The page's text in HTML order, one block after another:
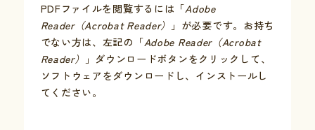
PDFファイルを閲覧するには「Adobe
Reader（Acrobat Reader） 」が必要です。お持ち
でない方は、左記の「Adobe Reader（Acrobat
Reader） 」ダウンロードボタンをクリックして、
ソフトウェアをダウンロードし、インストールし
てください。
ふるさと納税
お問い合わせ